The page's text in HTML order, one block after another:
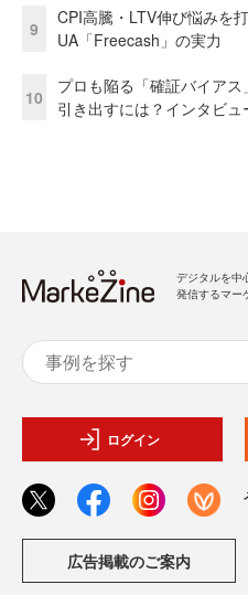
9
CPI高騰・LTV伸び悩みを
UA「Freecash」の実力
10
プロも陥る「確証バイア
引き出すには？インタビ
デジタルを中
発信するマー
ログイン
広告掲載のご案内